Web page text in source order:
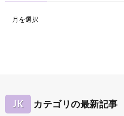
JK カテゴリの最新記事